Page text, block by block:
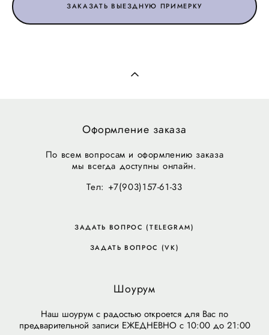
ЗАКАЗАТЬ ВЫЕЗДНУЮ ПРИМЕРКУ
Оформление заказа
По всем вопросам и оформлению заказа
мы всегда доступны онлайн.
Тел: +7(903)157-61-33
ЗАДАТЬ ВОПРОС (TELEGRAM)
ЗАДАТЬ ВОПРОС (VK)
Шоурум
Наш шоурум с радостью откроется для Вас по
предварительной записи ЕЖЕДНЕВНО с 10:00 до 21:00